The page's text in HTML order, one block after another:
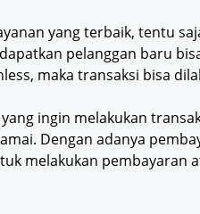
yang terbaik, tentu
pelanggan baru
maka transaksi bisa
ingin melakukan
Dengan adanya
melakukan pembayaran